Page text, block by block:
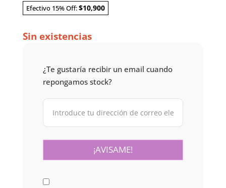
Efectivo 15% Off:$10,900
Sin existencias
¿Te gustaría recibir un email cuando
repongamos stock?